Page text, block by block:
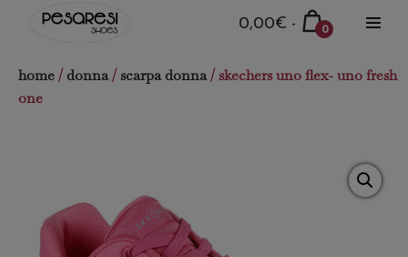
Carrello
spesa
0,00€ -
0
carrello
home/donna/ scarpa donna/ skechers uno flex- uno fresh
one